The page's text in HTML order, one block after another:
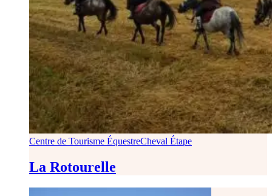
Centre de Tourisme ÉquestreCheval Étape
La Rotourelle